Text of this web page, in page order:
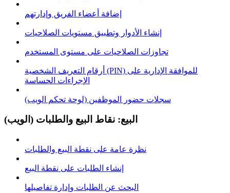
إضافة أعضاء الفريق وإدارتهم
إنشاء الأدوار وتطبيق مستويات الصلاحيات
تجاوزات الصلاحيات على مستوى المستخدم
أرقام التعريف الشخصية (PIN) للموافقة الإدارية على
الإجراءات الحساسة
سجلات حضور الموظفين (لوحة تحكم الويب)
البيع: نقاط البيع والطلبات (الويب)
نظرة عامة على نقطة البيع والطلبات
إنشاء الطلبات على نقطة البيع
البحث عن الطلبات وإدارة تفاصيلها